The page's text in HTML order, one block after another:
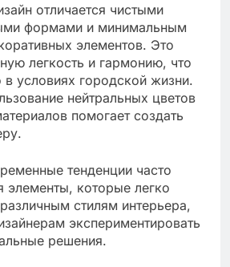
отличается чистыми
формами и минимальным
элементов. Это
легкость и гармонию, что
условиях городской жизни.
нейтральных цветов
помогает создать
тенденции часто
элементы, которые легко
стилям интерьера,
экспериментировать
решения.